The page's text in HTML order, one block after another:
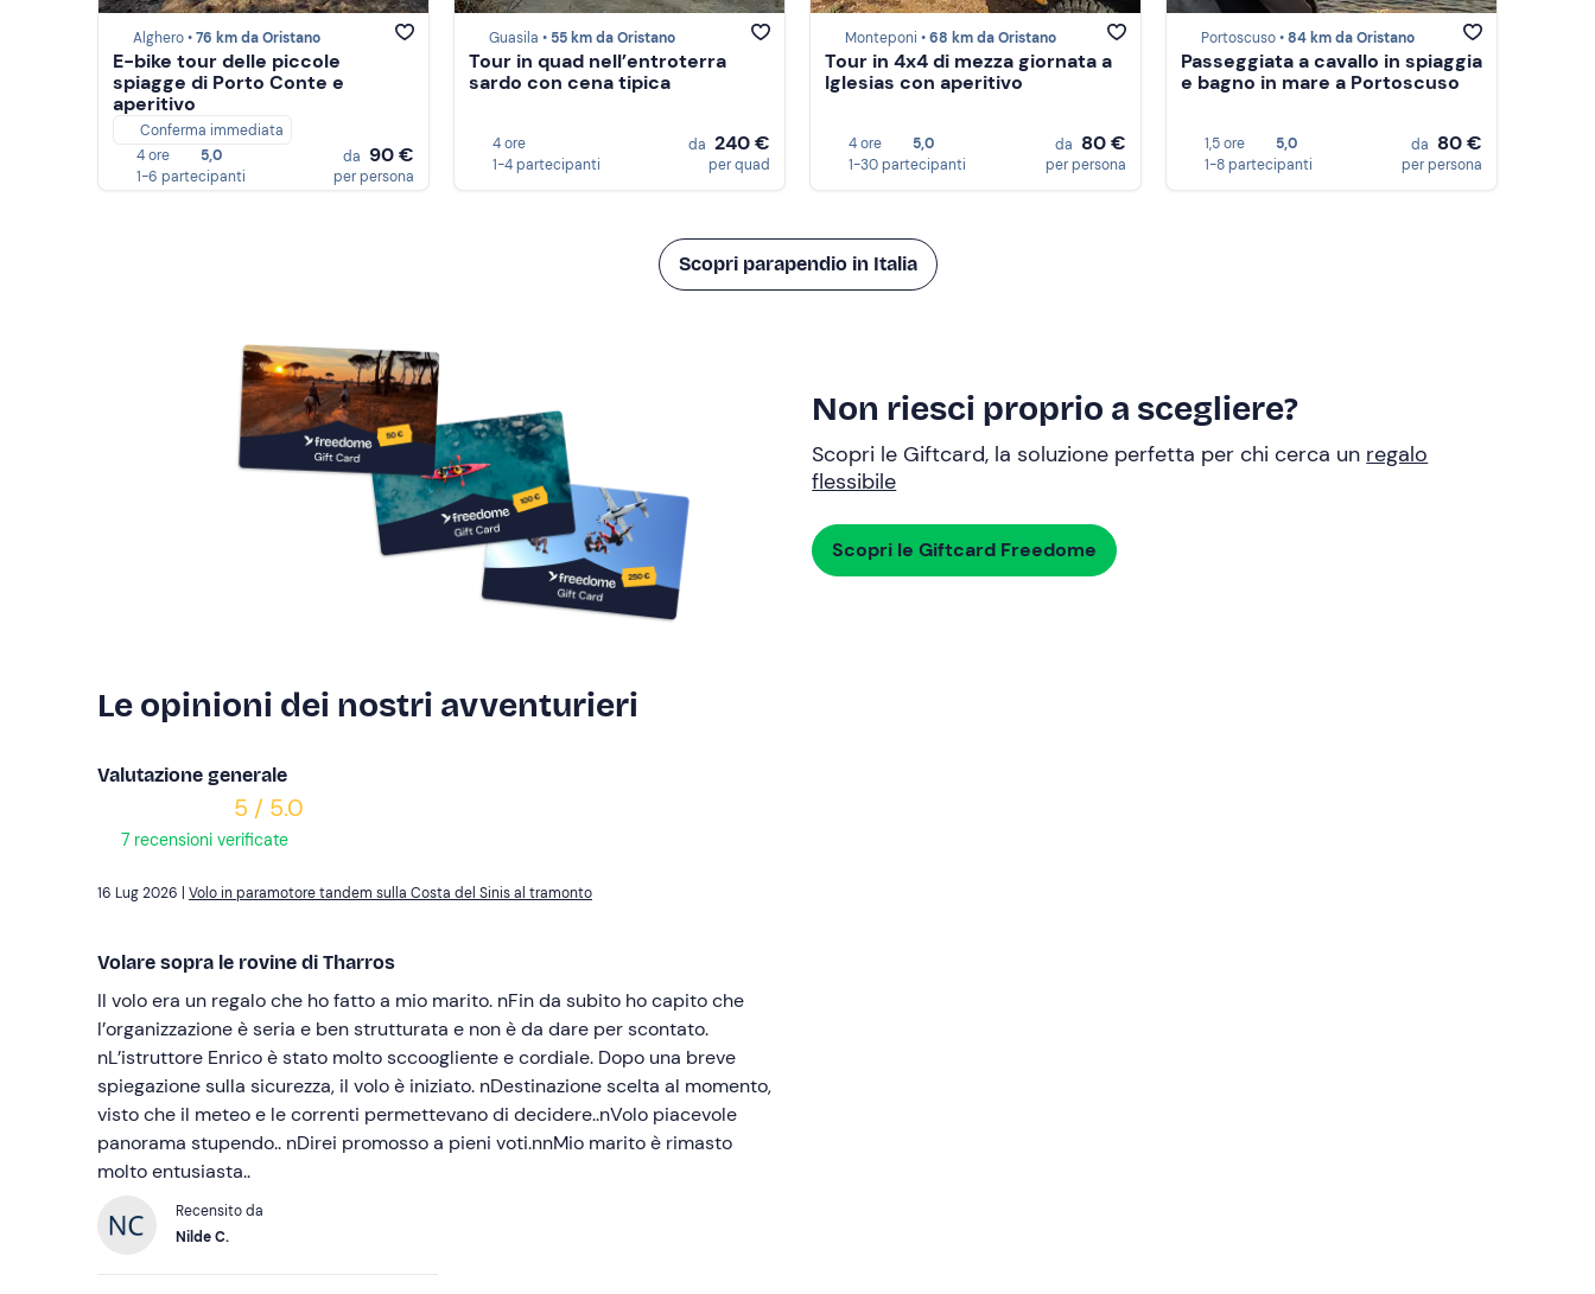
Alghero •76 km da Oristano
E-bike tour delle piccole
spiagge di Porto Conte e
aperitivo
Conferma immediata
4 ore
5,0
1-6 partecipanti
da 90 €
per persona
Guasila • 55 km da Oristano
Tour in quad nell’entroterra
sardo con cena tipica
4 ore
1-4 partecipanti
da 240 €
per quad
Monteponi •68 km da Oristano
Tour in 4x4 di mezza giornata a
Iglesias con aperitivo
4 ore
5,0
1-30 partecipanti
da 80 €
per persona
Portoscuso •84 km da Oristano
Passeggiata a cavallo in spiaggia
e bagno in mare a Portoscuso
1,5 ore
5,0
1-8 partecipanti
da 80 €
per persona
Scopri parapendio in Italia
Non riesci proprio a scegliere?
Scopri le Giftcard, la soluzione perfetta per chi cerca un regalo
flessibile
Scopri le Giftcard Freedome
Le opinioni dei nostri avventurieri
Valutazione generale
5 / 5.0
7 recensioni verificate
Volo in paramotore tandem sulla Costa del Sinis al tramonto
Volare sopra le rovine di Tharros
Il volo era un regalo che ho fatto a mio marito. nFin da subito ho capito che
l’organizzazione è seria e ben strutturata e non è da dare per scontato.
nL’istruttore Enrico è stato molto sccoogliente e cordiale. Dopo una breve
spiegazione sulla sicurezza, il volo è iniziato. nDestinazione scelta al momento,
visto che il meteo e le correnti permettevano di decidere..nVolo piacevole
panorama stupendo.. nDirei promosso a pieni voti.nnMio marito è rimasto
molto entusiasta..
Recensito da
Nilde C.